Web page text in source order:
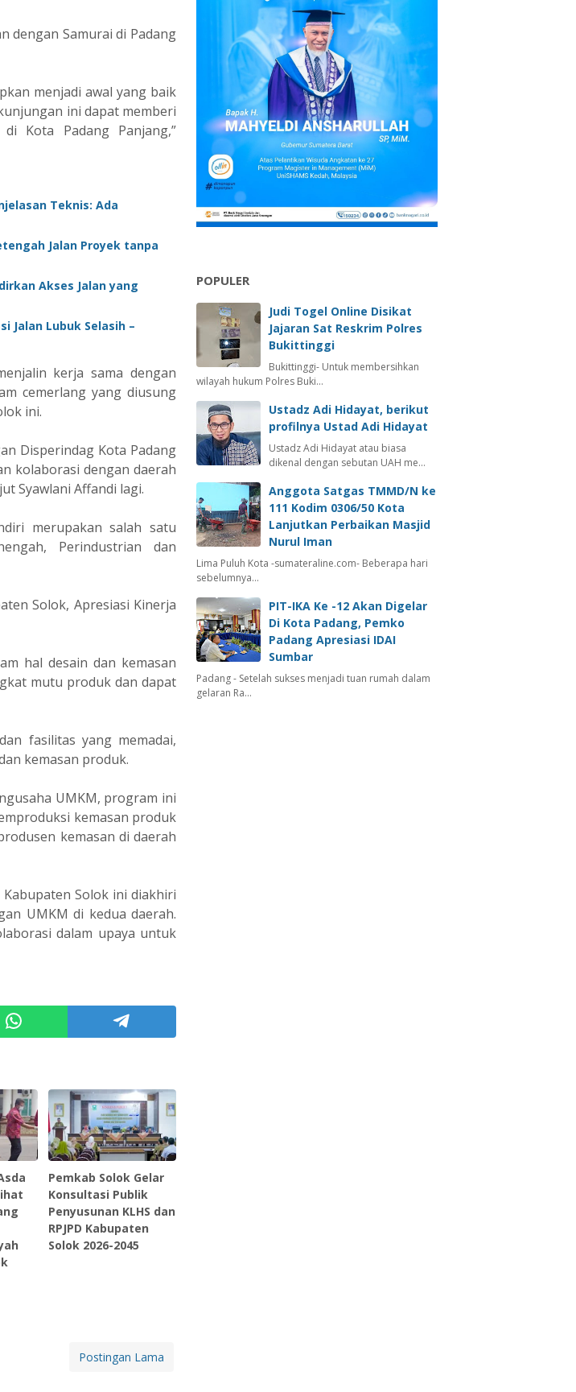
dengan Samurai di Padang
menjadi awal yang baik
ini dapat memberi
Kota Padang Panjang,”
Teknis: Ada
Jalan Proyek tanpa
Akses Jalan yang
Jalan Lubuk Selasih –
kerja sama dengan
cemerlang yang diusung
ini.
Disperindag Kota Padang
kolaborasi dengan daerah
Syawlani Affandi lagi.
merupakan salah satu
Perindustrian dan
Solok, Apresiasi Kinerja
hal desain dan kemasan
mutu produk dan dapat
fasilitas yang memadai,
kemasan produk.
UMKM, program ini
kemasan produk
kemasan di daerah
Solok ini diakhiri
UMKM di kedua daerah.
dalam upaya untuk
Pemkab Solok Gelar
Konsultasi Publik
Penyusunan KLHS dan
RPJPD Kabupaten
Solok 2026-2045
Postingan Lama
POPULER
Judi Togel Online Disikat
Jajaran Sat Reskrim Polres
Bukittinggi
Bukittinggi- Untuk membersihkan
wilayah hukum Polres Buki…
Ustadz Adi Hidayat, berikut
profilnya Ustad Adi Hidayat
Ustadz Adi Hidayat atau biasa
dikenal dengan sebutan UAH me…
Anggota Satgas TMMD/N ke
111 Kodim 0306/50 Kota
Lanjutkan Perbaikan Masjid
Nurul Iman
Lima Puluh Kota -sumateraline.com- Beberapa hari
sebelumnya…
PIT-IKA Ke -12 Akan Digelar
Di Kota Padang, Pemko
Padang Apresiasi IDAI
Sumbar
Padang - Setelah sukses menjadi tuan rumah dalam
gelaran Ra…